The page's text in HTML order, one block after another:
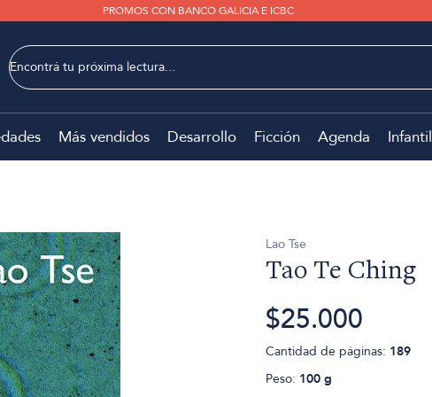
PROMOS CON BANCO GALICIA E ICBC
Más vendidos Desarrollo Ficción Agenda Infantil
Lao Tse
Tao Te Ching
$25.000
Cantidad de páginas: 189
Peso: 100 g